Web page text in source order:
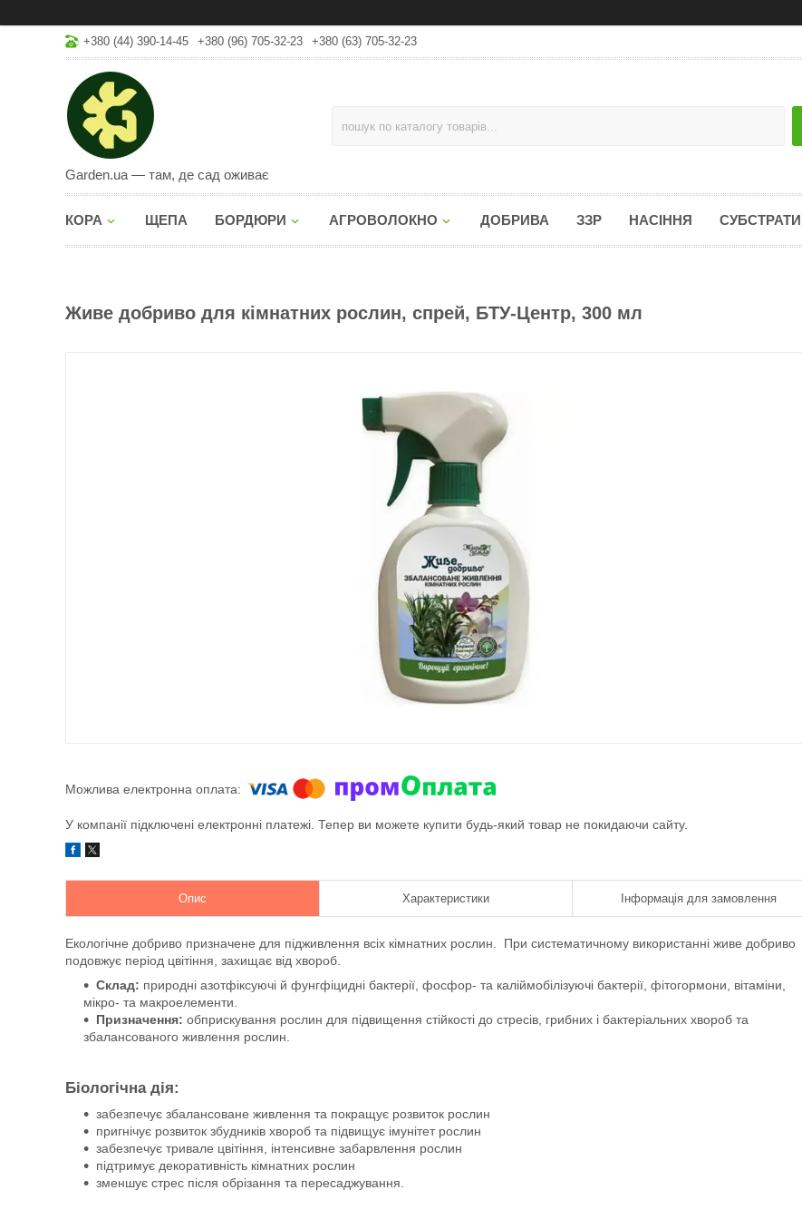
+380 (44) 390-14-45 +380 (96) 705-32-23 +380 (63) 705-32-23
Garden.ua — там, де сад оживає
КОРА ЩЕПА БОРДЮРИ АГРОВОЛОКНО ДОБРИВА ЗЗР НАСІННЯ СУБСТРАТИ
Живе добриво для кімнатних рослин, спрей, БТУ-Центр, 300 мл
У компанії підключені електронні платежі. Тепер ви можете купити будь-який товар не покидаючи сайту.
Опис Характеристики Інформація для замовлення
Екологічне добриво призначене для підживлення всіх кімнатних рослин. При систематичному використанні живе добриво
подовжує період цвітіння, захищає від хвороб.
Склад: природні азотфіксуючі й фунгфіцидні бактерії, фосфор- та каліймобілізуючі бактерії, фітогормони, вітаміни,
мікро- та макроелементи.
Призначення: обприскування рослин для підвищення стійкості до стресів, грибних і бактеріальних хвороб та
збалансованого живлення рослин.
Біологічна дія:
забезпечує збалансоване живлення та покращує розвиток рослин
пригнічує розвиток збудників хвороб та підвищує імунітет рослин
забезпечує тривале цвітіння, інтенсивне забарвлення рослин
підтримує декоративність кімнатних рослин
зменшує стрес після обрізання та пересаджування.